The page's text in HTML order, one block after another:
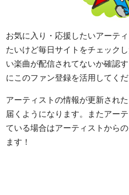
お気に入り・応援したいアーテ
たいけど毎日サイトをチェック
い楽曲が配信されてないか確認
にこのファン登録を活用してくだ
アーティストの情報が更新され
届くようになります。またアー
ている場合はアーティストから
ます！